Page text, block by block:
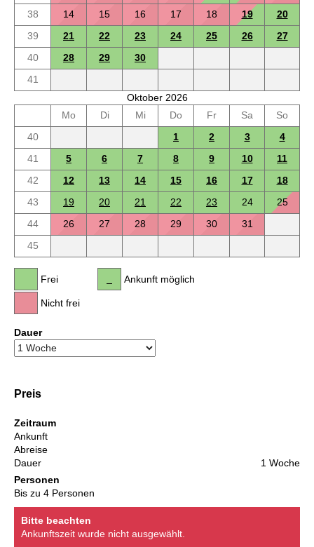
38
14 15 16 17 18 19
20
39
21 22 23 24 25 26
27
40
28 29
30
41
Oktober 2026
Mo
Di Mi Do Fr Sa
So
40
1 2 3
4
41
5 6 7 8 9 10
11
42
12 13 14 15 16 17
18
43
19 20 21 22 23 24
25
44
26 27 28 29 30
31
45
Frei
Nicht frei
Ankunft möglich
Dauer
Preis
Zeitraum
Ankunft
Abreise
Dauer
1 Woche
Personen
Bis zu 4 Personen
Bitte beachten
Ankunftszeit wurde nicht ausgewählt.